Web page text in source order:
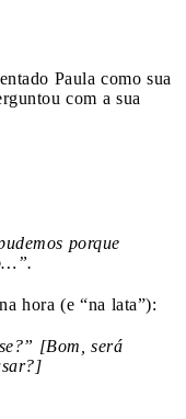
Paula como sua
com a sua
porque
hora (e “na lata”):
[Bom, será